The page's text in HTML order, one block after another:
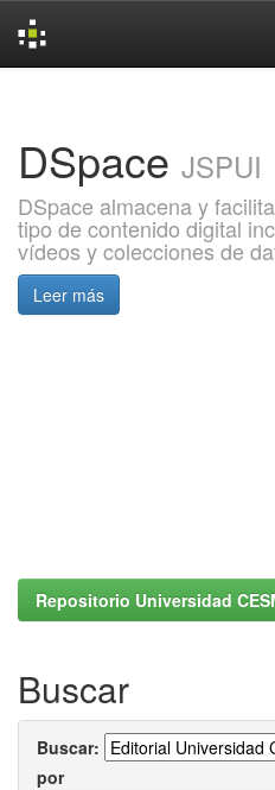
DSpace JSPUI
DSpace almacena y
tipo de contenido digital
vídeos y colecciones de
Leer más
Repositorio Universidad
Buscar
Buscar:
por